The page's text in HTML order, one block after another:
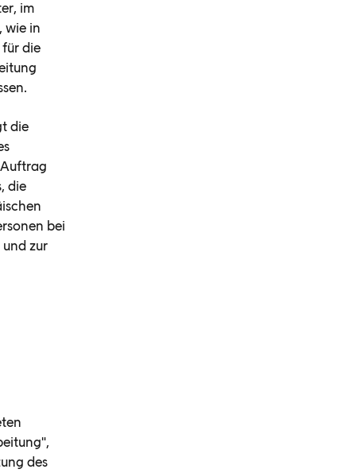
im
wie in
die
die
die
bei
zur
des